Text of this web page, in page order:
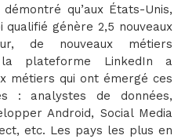
qu’aux États-Unis,
qualifié génère 2,5 nouveaux
de nouveaux métiers
la plateforme LinkedIn a
métiers qui ont émergé ces
: analystes de données,
Android, Social Media
etc. Les pays les plus en